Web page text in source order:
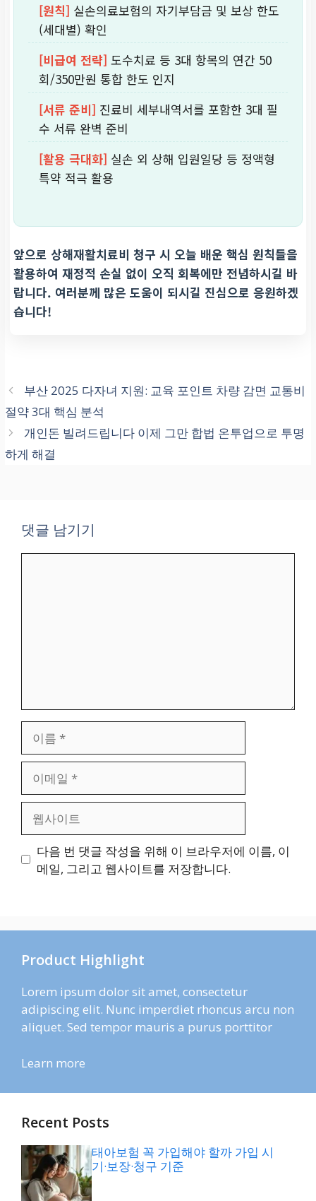
[원칙] 실손의료보험의 자기부담금 및 보상 한도
(세대별) 확인
[비급여 전략] 도수치료 등 3대 항목의 연간 50
회/350만원 통합 한도 인지
[서류 준비] 진료비 세부내역서를 포함한 3대 필
수 서류 완벽 준비
[활용 극대화] 실손 외 상해 입원일당 등 정액형
특약 적극 활용
앞으로 상해재활치료비 청구 시 오늘 배운 핵심 원칙들을
활용하여 재정적 손실 없이 오직 회복에만 전념하시길 바
랍니다. 여러분께 많은 도움이 되시길 진심으로 응원하겠
습니다!
부산 2025 다자녀 지원: 교육 포인트 차량 감면 교통비
절약 3대 핵심 분석
개인돈 빌려드립니다 이제 그만 합법 온투업으로 투명
하게 해결
댓글 남기기
일
트
다음 번 댓글 작성을 위해 이 브라우저에 이름, 이
메일, 그리고 웹사이트를 저장합니다.
Product Highlight
Lorem ipsum dolor sit amet, consectetur
adipiscing elit. Nunc imperdiet rhoncus arcu non
aliquet. Sed tempor mauris a purus porttitor
Learn more
Recent Posts
태아보험 꼭 가입해야 할까 가입 시
기·보장·청구 기준